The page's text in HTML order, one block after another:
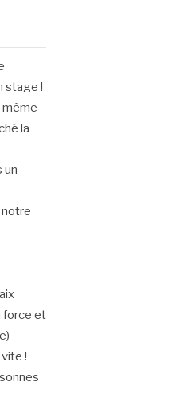
stage !
même
la
un
notre
force et
!